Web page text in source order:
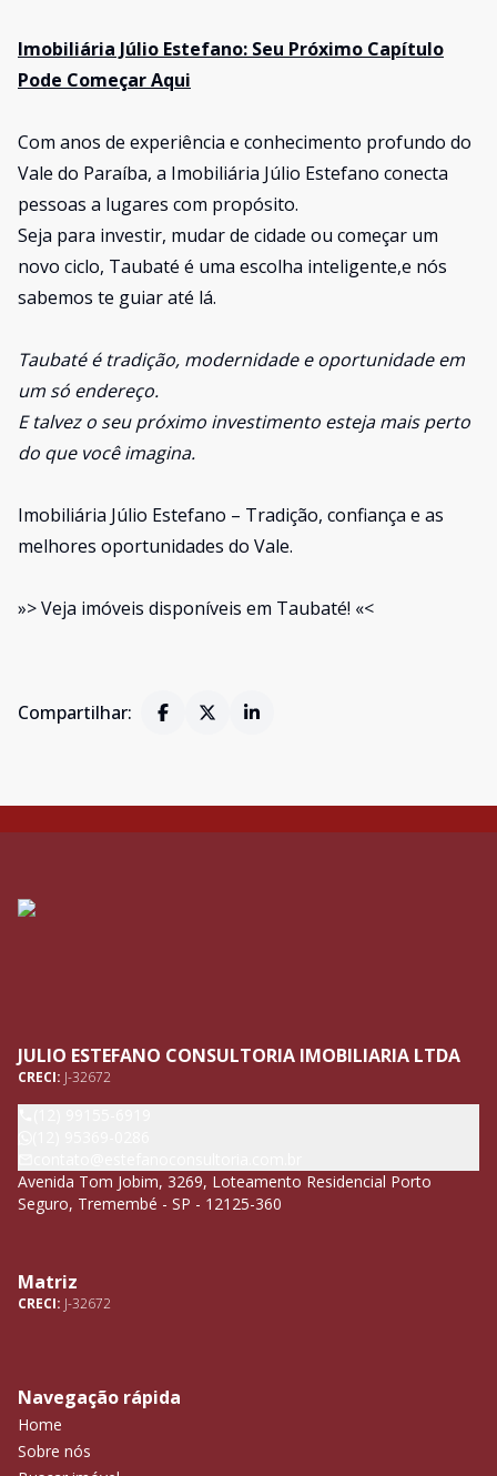
Imobiliária Júlio Estefano: Seu Próximo Capítulo
Pode Começar Aqui
Com anos de experiência e conhecimento profundo do
Vale do Paraíba, a Imobiliária Júlio Estefano conecta
pessoas a lugares com propósito.
Seja para investir, mudar de cidade ou começar um
novo ciclo, Taubaté é uma escolha inteligente,e nós
sabemos te guiar até lá.
Taubaté é tradição, modernidade e oportunidade em
um só endereço.
E talvez o seu próximo investimento esteja mais perto
do que você imagina.
Imobiliária Júlio Estefano – Tradição, confiança e as
melhores oportunidades do Vale.
»> Veja imóveis disponíveis em Taubaté! «<
Compartilhar:
JULIO ESTEFANO CONSULTORIA IMOBILIARIA LTDA
CRECI: J-32672
Avenida Tom Jobim, 3269, Loteamento Residencial Porto
Seguro, Tremembé - SP - 12125-360
Matriz
CRECI: J-32672
Navegação rápida
Home
Sobre nós